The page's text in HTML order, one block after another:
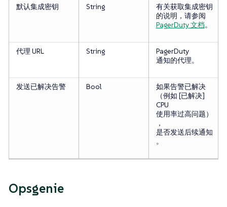
默认集成密钥 String
有关获取集成密钥
的说明，请参阅
PagerDuty 文档。
代理 URL String
PagerDuty
通知的代理。
发送已解决告警 Bool
如果告警已解决
（例如 [已解决]
CPU
使用率过高问题）
，
是否发送后续通知
。
Opsgenie